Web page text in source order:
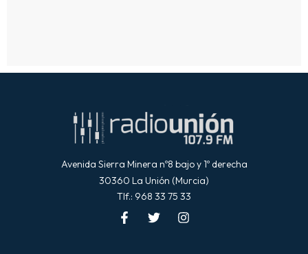
Avenida Sierra Minera nº8 bajo y 1º derecha
30360 La Unión (Murcia)
Tlf.: 968 33 75 33